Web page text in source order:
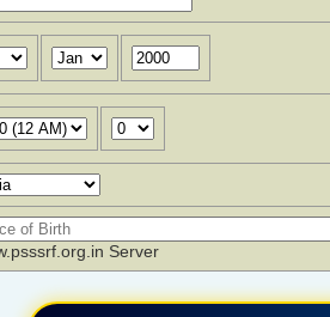
Server